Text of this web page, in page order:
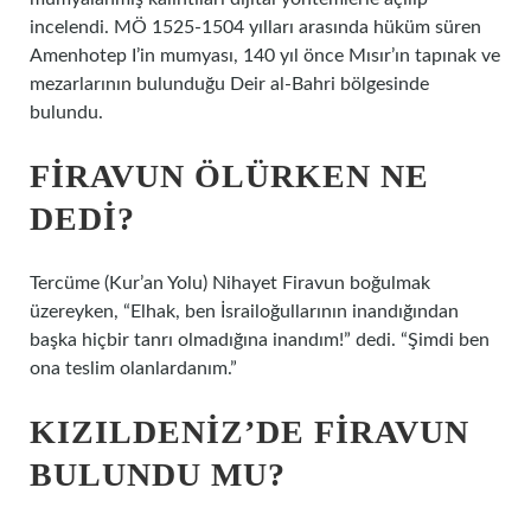
incelendi. MÖ 1525-1504 yılları arasında hüküm süren
Amenhotep I’in mumyası, 140 yıl önce Mısır’ın tapınak ve
mezarlarının bulunduğu Deir al-Bahri bölgesinde
bulundu.
FIRAVUN ÖLÜRKEN NE
DEDI?
Tercüme (Kur’an Yolu) Nihayet Firavun boğulmak
üzereyken, “Elhak, ben İsrailoğullarının inandığından
başka hiçbir tanrı olmadığına inandım!” dedi. “Şimdi ben
ona teslim olanlardanım.”
KIZILDENIZ’DE FIRAVUN
BULUNDU MU?